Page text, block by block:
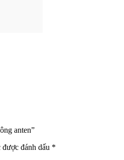
anten”
đánh dấu *